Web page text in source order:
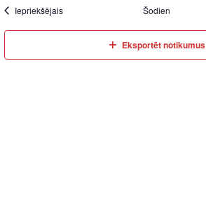
Iepriekšējais Šodien
Eksportēt notikumus